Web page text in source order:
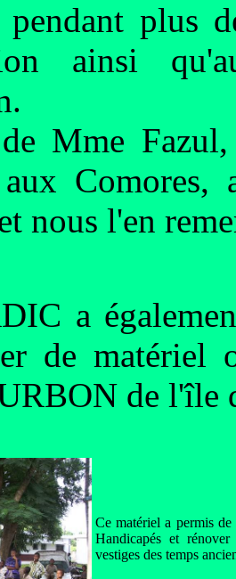
pendant
ainsi
Mme Fazul,
aux
nous l'en
a
de matériel
de l'île
Ce matériel a permis
Handicapés et
vestiges des temps